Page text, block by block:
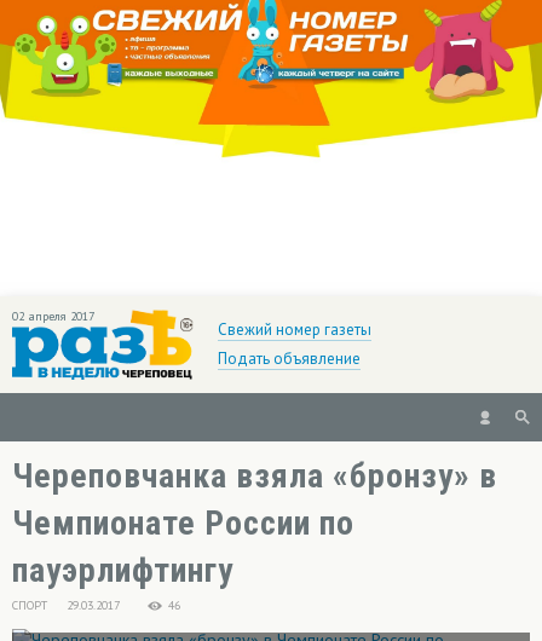
02 апреля 2017
Свежий номер газеты
Подать объявление
Череповчанка взяла «бронзу» в
Чемпионате России по
пауэрлифтингу
СПОРТ 29.03.2017 46